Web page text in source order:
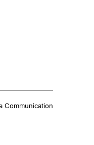
Communication